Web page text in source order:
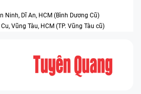
Ninh, Dĩ An, HCM (Bình Dương Cũ)
Vũng Tàu, HCM (TP. Vũng Tàu cũ)